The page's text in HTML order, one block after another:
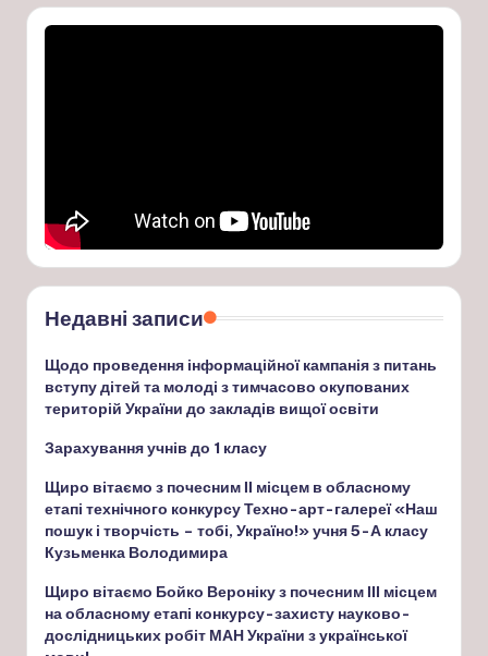
Недавні записи
Щодо проведення інформаційної кампанія з питань
вступу дітей та молоді з тимчасово окупованих
територій України до закладів вищої освіти
Зарахування учнів до 1 класу
Щиро вітаємо з почесним ІІ місцем в обласному
етапі технічного конкурсу Техно-арт-галереї «Наш
пошук і творчість – тобі, Україно!» учня 5-А класу
Кузьменка Володимира
Щиро вітаємо Бойко Вероніку з почесним ІІІ місцем
на обласному етапі конкурсу-захисту науково-
дослідницьких робіт МАН України з української